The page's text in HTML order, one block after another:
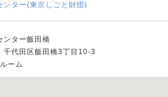
ンター(東京しごと財団)
ンター飯田橋
代田区飯田橋3丁目10-3
ーム